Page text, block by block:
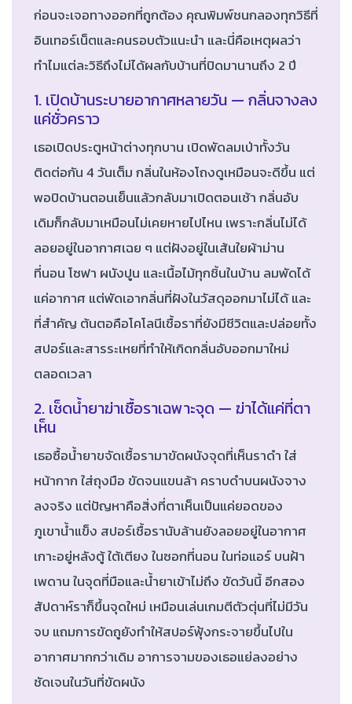
ก่อนจะเจอทางออกที่ถูกต้อง คุณพิมพ์ชนกลองทุกวิธีที่
อินเทอร์เน็ตและคนรอบตัวแนะนำ และนี่คือเหตุผลว่า
ทำไมแต่ละวิธีถึงไม่ได้ผลกับบ้านที่ปิดมานานถึง 2 ปี
1. เปิดบ้านระบายอากาศหลายวัน — กลิ่นจางลง
แค่ชั่วคราว
เธอเปิดประตูหน้าต่างทุกบาน เปิดพัดลมเป่าทั้งวัน
ติดต่อกัน 4 วันเต็ม กลิ่นในห้องโถงดูเหมือนจะดีขึ้น แต่
พอปิดบ้านตอนเย็นแล้วกลับมาเปิดตอนเช้า กลิ่นอับ
เดิมก็กลับมาเหมือนไม่เคยหายไปไหน เพราะกลิ่นไม่ได้
ลอยอยู่ในอากาศเฉย ๆ แต่ฝังอยู่ในเส้นใยผ้าม่าน
ที่นอน โซฟา ผนังปูน และเนื้อไม้ทุกชิ้นในบ้าน ลมพัดได้
แค่อากาศ แต่พัดเอากลิ่นที่ฝังในวัสดุออกมาไม่ได้ และ
ที่สำคัญ ต้นตอคือโคโลนีเชื้อราที่ยังมีชีวิตและปล่อยทั้ง
สปอร์และสารระเหยที่ทำให้เกิดกลิ่นอับออกมาใหม่
ตลอดเวลา
2. เช็ดน้ำยาฆ่าเชื้อราเฉพาะจุด — ฆ่าได้แค่ที่ตา
เห็น
เธอซื้อน้ำยาขจัดเชื้อรามาขัดผนังจุดที่เห็นราดำ ใส่
หน้ากาก ใส่ถุงมือ ขัดจนแขนล้า คราบดำบนผนังจาง
ลงจริง แต่ปัญหาคือสิ่งที่ตาเห็นเป็นแค่ยอดของ
ภูเขาน้ำแข็ง สปอร์เชื้อรานับล้านยังลอยอยู่ในอากาศ
เกาะอยู่หลังตู้ ใต้เตียง ในซอกที่นอน ในท่อแอร์ บนฝ้า
เพดาน ในจุดที่มือและน้ำยาเข้าไม่ถึง ขัดวันนี้ อีกสอง
สัปดาห์ราก็ขึ้นจุดใหม่ เหมือนเล่นเกมตีตัวตุ่นที่ไม่มีวัน
จบ แถมการขัดถูยังทำให้สปอร์ฟุ้งกระจายขึ้นไปใน
อากาศมากกว่าเดิม อาการจามของเธอแย่ลงอย่าง
ชัดเจนในวันที่ขัดผนัง